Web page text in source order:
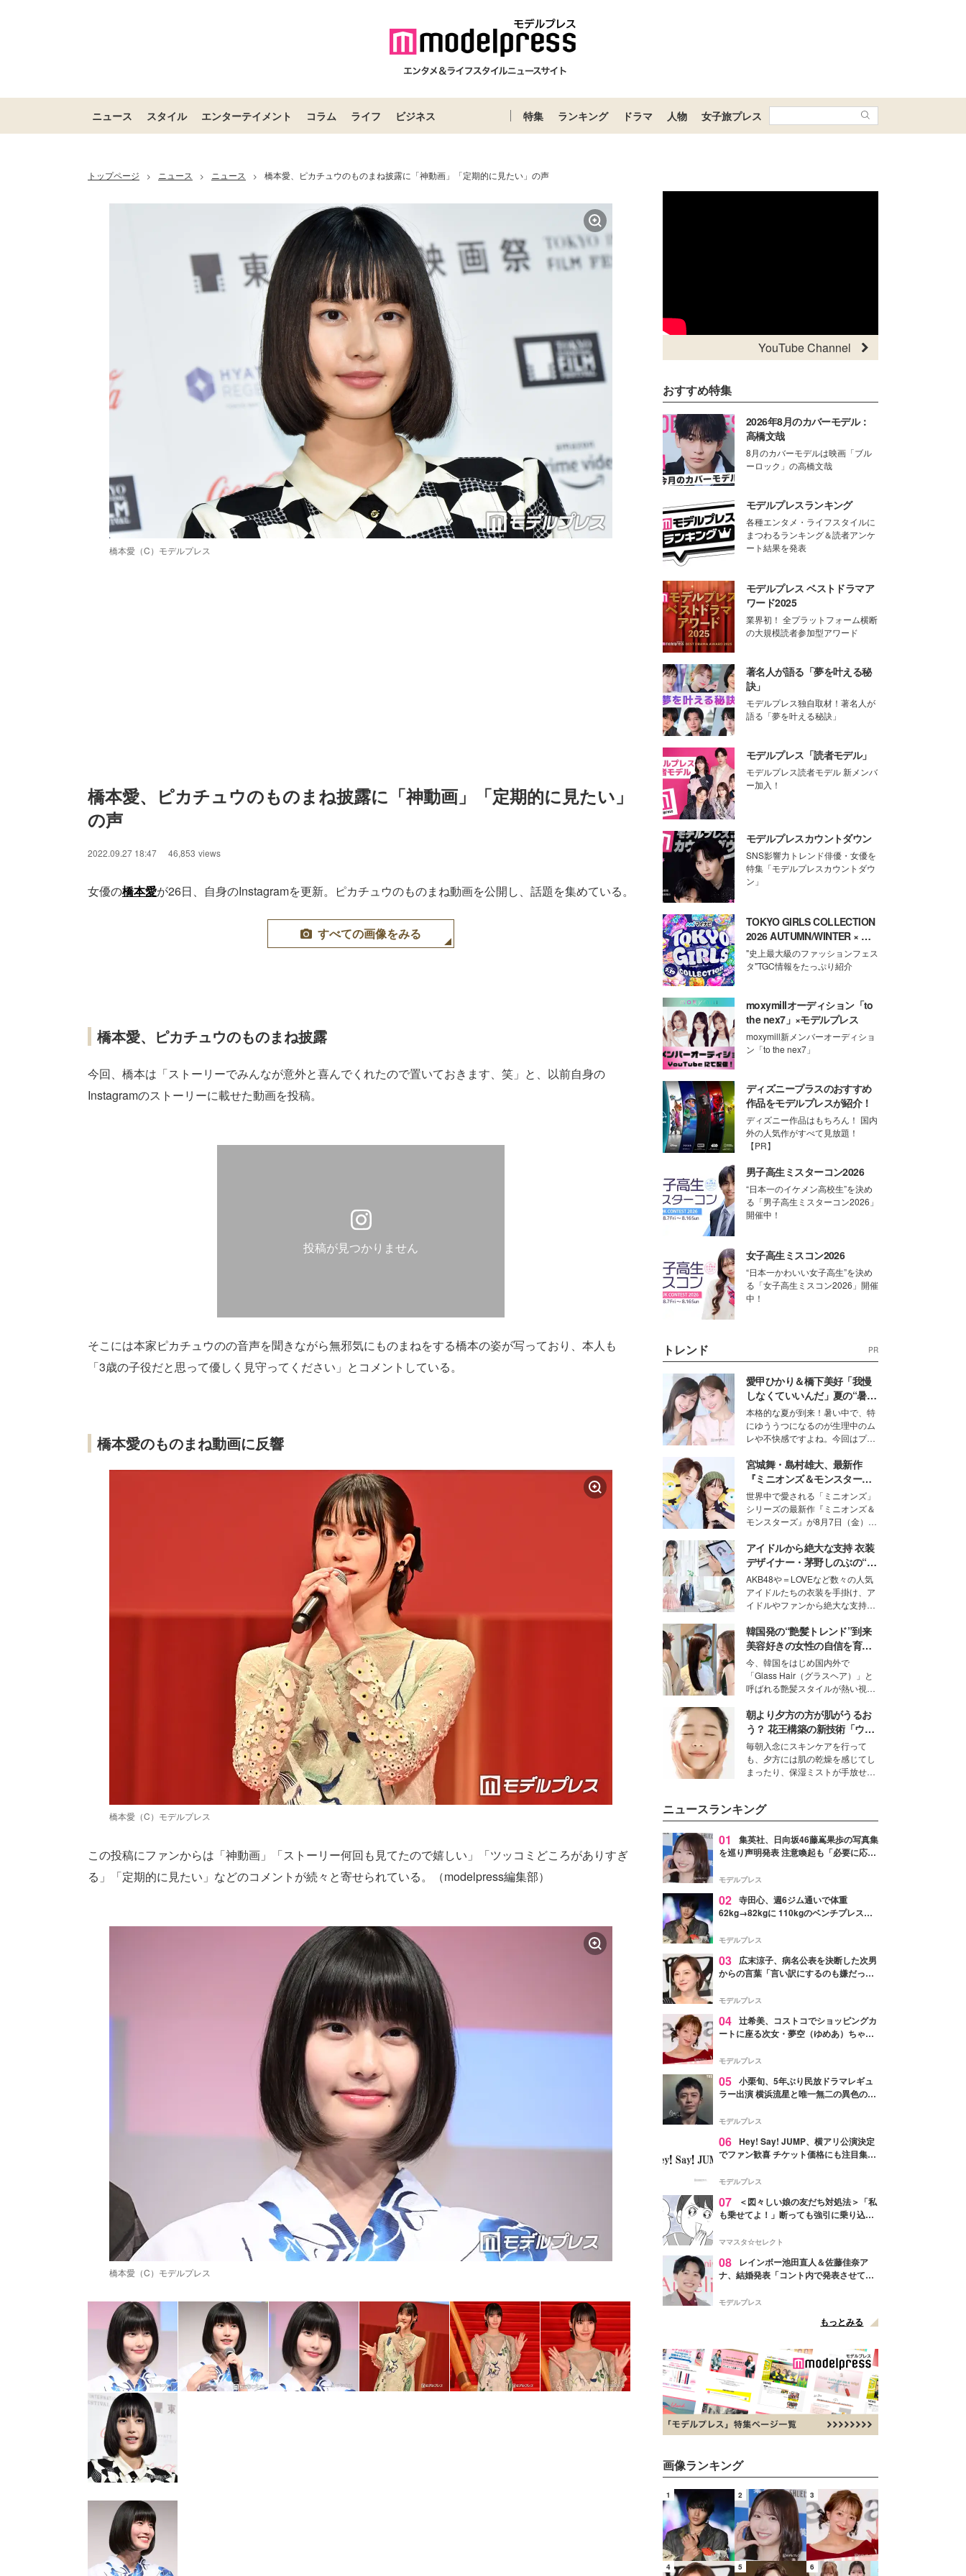
ニュース スタイル エンターテイメント コラム ライフ ビジネス 特集 ランキング ドラマ 人物 女子旅プレス
トップページ > ニュース > ニュース > 橋本愛、ピカチュウのものまね披露に「神動画」「定期的に見たい」の声
橋本愛（C）モデルプレス
橋本愛、ピカチュウのものまね披露に「神動画」「定期的に見たい」
の声
2022.09.27 18:47 46,853 views
女優の橋本愛が26日、自身のInstagramを更新。ピカチュウのものまね動画を公開し、話題を集めている。
すべての画像をみる
橋本愛、ピカチュウのものまね披露
今回、橋本は「ストーリーでみんなが意外と喜んでくれたので置いておきます、笑」と、以前自身の
Instagramのストーリーに載せた動画を投稿。
投稿が見つかりません
そこには本家ピカチュウのの音声を聞きながら無邪気にものまねをする橋本の姿が写っており、本人も
「3歳の子役だと思って優しく見守ってください」とコメントしている。
橋本愛のものまね動画に反響
橋本愛（C）モデルプレス
この投稿にファンからは「神動画」「ストーリー何回も見てたので嬉しい」「ツッコミどころがありすぎ
る」「定期的に見たい」などのコメントが続々と寄せられている。（modelpress編集部）
橋本愛（C）モデルプレス
YouTube Channel
おすすめ特集
2026年8月のカバーモデル：
高橋文哉
8月のカバーモデルは映画「ブル
ーロック」の高橋文哉
モデルプレスランキング
各種エンタメ・ライフスタイルに
まつわるランキング＆読者アンケ
ート結果を発表
モデルプレス ベストドラマア
ワード2025
業界初！ 全プラットフォーム横断
の大規模読者参加型アワード
著名人が語る「夢を叶える秘
訣」
モデルプレス独自取材！著名人が
語る「夢を叶える秘訣」
モデルプレス「読者モデル」
モデルプレス読者モデル 新メンバ
ー加入！
モデルプレスカウントダウン
SNS影響力トレンド俳優・女優を
特集「モデルプレスカウントダウ
ン」
TOKYO GIRLS COLLECTION
2026 AUTUMN/WINTER × モ
デルプレス
"史上最大級のファッションフェス
タ"TGC情報をたっぷり紹介
moxymillオーディション「to
the nex7」×モデルプレス
moxymill新メンバーオーディショ
ン「to the nex7」
ディズニープラスのおすすめ
作品をモデルプレスが紹介！
ディズニー作品はもちろん！ 国内
外の人気作がすべて見放題！
【PR】
男子高生ミスターコン2026
“日本一のイケメン高校生”を決め
る「男子高生ミスターコン2026」
開催中！
女子高生ミスコン2026
“日本一かわいい女子高生”を決め
る「女子高生ミスコン2026」開催
中！
トレンド PR
愛甲ひかり＆橋下美好「我慢
しなくていいんだ」夏の“暑さ
対策”の新しい選択肢とは？
本格的な夏が到来！暑い中で、特
にゆううつになるのが生理中のム
レや不快感ですよね。今回はプラ
モデル・愛甲ひかりさんと橋下美
好さんを迎えて本音で女子会トー
ク。猛暑のお出かけを快適に過ご
すヒントや、2人が感動した夏の
生理の新常識にも迫りました。
宮城舞・島村雄大、最新作
『ミニオンズ＆モンスター
ズ』の魅力熱弁 ハチャメチャ
だけじゃない“友情と絆”に感
動
世界中で愛される「ミニオンズ」
シリーズの最新作『ミニオンズ＆
モンスターズ』が8月7日（金）に
ニオン好き”という共通点を持つモ
デルの宮城舞と島村雄大の特別対
談をお届け！それぞれの視点か
ら、今作ならではの魅力や予想外
の感動をもたらす奥深いストーリ
ーについて熱く語り合ってもらっ
た。
アイドルから絶大な支持 衣装
デザイナー・茅野しのぶの“可
愛い”を作る美学＜「シチズン
クロスシー」インタビュー＞
AKB48や＝LOVEなど数々の人気
アイドルたちの衣装を手掛け、ア
イドルやファンから絶大な支持を
取締役兼クリエイティブディレク
ター・茅野しのぶ。一人ひとりの
個性に寄り添い、魅力を引き出す
衣装作りは、多くの女性たちに勇
気と自信を与え続けている。
韓国発の“艶髪トレンド”到来
美容好きの女性の自信を育む
「ヘアケア事情」って？
今、韓国をはじめ国内外で
「Glass Hair（グラスヘア）」と
呼ばれる艶髪スタイルが熱い視線
ションの完成度を高めるベースと
して、“髪そのものの美しさ”に改
めて注目する人が増えている様
子。今回は、そんな憧れの艶やか
な髪を日常で叶える、美容好きの
女性たちのヘアケア事情を紹介し
朝より夕方の方が肌がうるお
う？ 花王構築の新技術「ウォ
ーターキャプチャリングスキ
ン（捕水肌）」がスキンケア
の常識を変える予感
毎朝入念にスキンケアを行って
も、夕方には肌の乾燥を感じてし
まったり、保湿ミストが手放せな
性を秘めた、革新的な「Water
Capturing Skin（ウォーターキャ
プチャリングスキン：捕水肌）」
技術を、花王が構築した。
ニュースランキング
01
集英社、日向坂46藤嶌果歩の写真集
を巡り声明発表 注意喚起も「必要に応じ
モデルプレス
02 寺田心、週6ジム通いで体重
62kg→82kgに 110kgのベンチプレス持
「かっこいい」と反響
モデルプレス
03
広末涼子、病名公表を決断した次男
からの言葉「言い訳にするのも嫌だっ
モデルプレス
04 辻希美、コストコでショッピングカ
ートに座る次女・夢空（ゆめあ）ちゃん
ぎ」「成長を感じる」の声
モデルプレス
05 小栗旬、5年ぶり民放ドラマレギュ
ラー出演 横浜流星と唯一無二の異色のバ
モデルプレス
06 Hey! Say! JUMP、横アリ公演決定
でファン歓喜 チケット価格にも注目集ま
モデルプレス
07
＜図々しい娘の友だち対処法＞「私
も乗せてよ！」断っても強引に乗り込ん
ママスタ☆セレクト
08
レインボー池田直人＆佐藤佳奈ア
ナ、結婚発表「コント内で発表させてい
点変更のため
モデルプレス
もっとみる
画像ランキング
1 2 3
4 5 6